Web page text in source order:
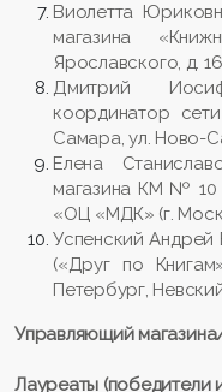
Виолетта
магазина
Ярославского, д.
Дмитрий
координатор
Самара, ул. Ново-
Елена
магазина КМ № 10
«ОЦ «МДК» (г.
Успенский Андрей
(«Друг по
Петербург,
Управляющий
Лауреаты (победители